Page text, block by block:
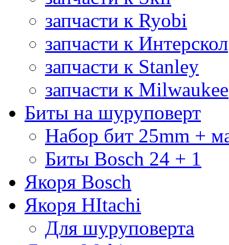
запчасти к Ryobi
запчасти к Интерскол
запчасти к Stanley
запчасти к Milwaukee
Биты на шуруповерт
Набор бит 25mm +
Биты Bosch 24 + 1
Якоря Bosch
Якоря HItachi
Для шуруповерта